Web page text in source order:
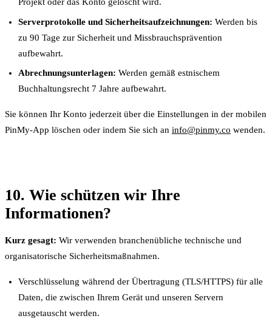
Projekt oder das Konto gelöscht wird.
Serverprotokolle und Sicherheitsaufzeichnungen: Werden bis
zu 90 Tage zur Sicherheit und Missbrauchsprävention
aufbewahrt.
Abrechnungsunterlagen: Werden gemäß estnischem
Buchhaltungsrecht 7 Jahre aufbewahrt.
Sie können Ihr Konto jederzeit über die Einstellungen in der mobilen
PinMy-App löschen oder indem Sie sich an info@pinmy.co wenden.
10. Wie schützen wir Ihre
Informationen?
Kurz gesagt: Wir verwenden branchenübliche technische und
organisatorische Sicherheitsmaßnahmen.
Verschlüsselung während der Übertragung (TLS/HTTPS) für alle
Daten, die zwischen Ihrem Gerät und unseren Servern
ausgetauscht werden.